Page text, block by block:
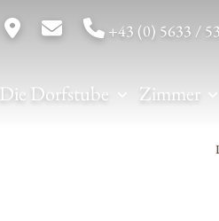
+43 (0) 5633 /
Die Dorfstube Zimmer